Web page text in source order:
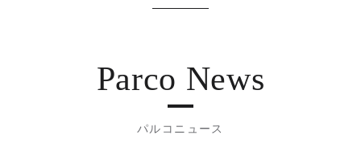
Parco News
パルコニュース